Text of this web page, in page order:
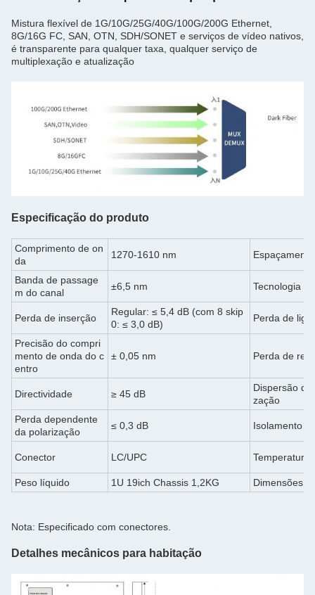
Mistura flexível de 1G/10G/25G/40G/100G/200G Ethernet,
8G/16G FC, SAN, OTN, SDH/SONET e serviços de vídeo nativos,
é transparente para qualquer taxa, qualquer serviço de
multiplexação e atualização
Especificação do produto
Comprimento de on
da
1270-1610 nm
Banda de passage
m do canal
±6,5 nm Tecnologia
Perda de inserção
Regular: ≤ 5,4 dB (com 8 skip
0: ≤ 3,0 dB)
Perda de
Precisão do compri
mento de onda do c
entro
± 0,05 nm Perda de
Directividade ≥ 45 dB
Dispersão
zação
Perda dependente
da polarização
≤ 0,3 dB Isolamento
Conector LC/UPC Temperatura
Peso líquido 1U 19ich Chassis 1,2KG Dimensões
Nota: Especificado com conectores.
Detalhes mecânicos para habitação